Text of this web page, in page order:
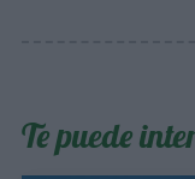
Te puede